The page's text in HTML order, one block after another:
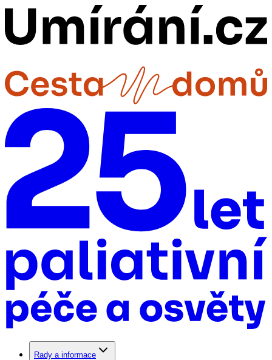
Rady a informace